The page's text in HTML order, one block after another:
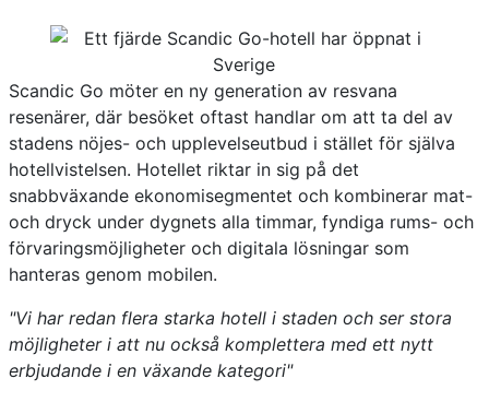
Scandic Go möter en ny generation av resvana
resenärer, där besöket oftast handlar om att ta del av
stadens nöjes- och upplevelseutbud i stället för själva
hotellvistelsen. Hotellet riktar in sig på det
snabbväxande ekonomisegmentet och kombinerar mat-
och dryck under dygnets alla timmar, fyndiga rums- och
förvaringsmöjligheter och digitala lösningar som
hanteras genom mobilen.
"Vi har redan flera starka hotell i staden och ser stora
möjligheter i att nu också komplettera med ett nytt
erbjudande i en växande kategori"